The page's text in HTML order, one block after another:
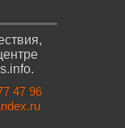
47 96